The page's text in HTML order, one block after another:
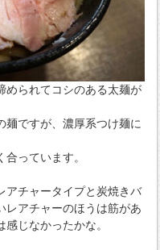
められてコシのある太麺が
麺ですが、濃厚系つけ麺に
っています。
アチャータイプと炭焼きバ
レアチャーのほうは筋があ
じなかったかな。